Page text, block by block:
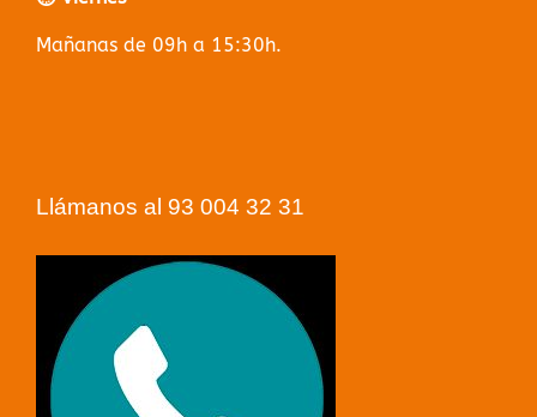
Mañanas de 09h a 15:30h.
Llámanos al 93 004 32 31